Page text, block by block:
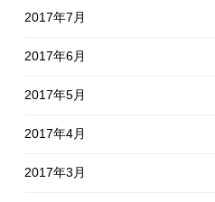
2017年7月
2017年6月
2017年5月
2017年4月
2017年3月